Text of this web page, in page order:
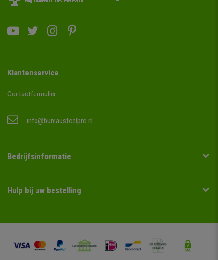
Klantenservice
Contactformulier
info@bureaustoelpro.nl
Bedrijfsinformatie
Hulp bij uw bestelling